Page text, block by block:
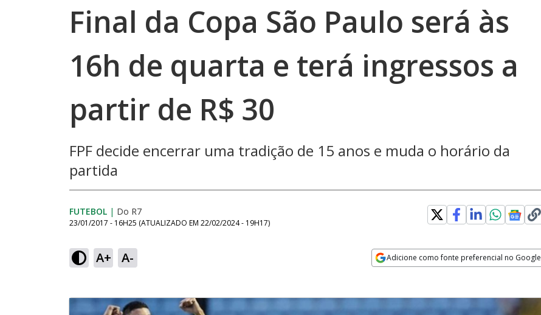
Final da Copa São Paulo será às
16h de quarta e terá ingressos a
partir de R$ 30
FPF decide encerrar uma tradição de 15 anos e muda o horário da
partida
FUTEBOL | Do R7
23/01/2017 - 16H25 (ATUALIZADO EM 22/02/2024 - 19H17)
A+ A- Adicione como fonte preferencial no Google